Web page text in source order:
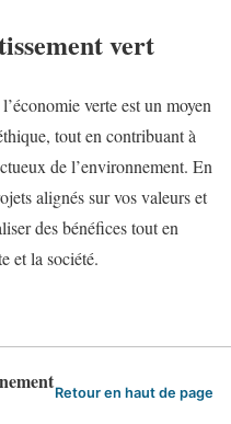
vert
verte est un moyen
tout en contribuant à
de l’environnement. En
alignés sur vos valeurs et
des bénéfices tout en
et la société.
Retour en haut de page